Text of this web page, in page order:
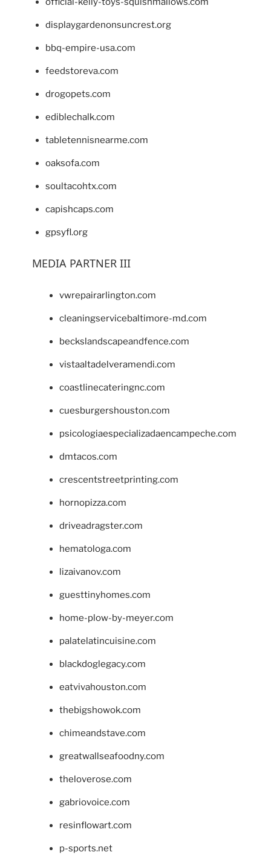
displaygardenonsuncrest.org
bbq-empire-usa.com
feedstoreva.com
drogopets.com
ediblechalk.com
tabletennisnearme.com
oaksofa.com
soultacohtx.com
capishcaps.com
gpsyfl.org
MEDIA PARTNER III
vwrepairarlington.com
cleaningservicebaltimore-md.com
beckslandscapeandfence.com
vistaaltadelveramendi.com
coastlinecateringnc.com
cuesburgershouston.com
psicologiaespecializadaencampeche.com
dmtacos.com
crescentstreetprinting.com
hornopizza.com
driveadragster.com
hematologa.com
lizaivanov.com
guesttinyhomes.com
home-plow-by-meyer.com
palatelatincuisine.com
blackdoglegacy.com
eatvivahouston.com
thebigshowok.com
chimeandstave.com
greatwallseafoodny.com
theloverose.com
gabriovoice.com
resinflowart.com
p-sports.net